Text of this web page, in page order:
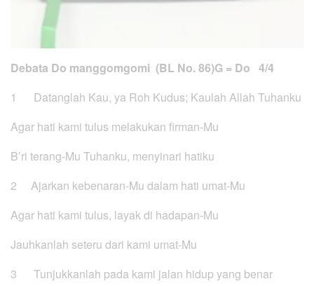
Debata Do manggomgomi (BL No. 86)G = Do 4/4
1 Datanglah Kau, ya Roh Kudus; Kaulah Allah Tuhanku
Agar hati kami tulus melakukan firman-Mu
B’ri terang-Mu Tuhanku, menyinari hatiku
2 Ajarkan kebenaran-Mu dalam hati umat-Mu
Agar hati kami tulus, layak di hadapan-Mu
Jauhkanlah seteru dari kami umat-Mu
3 Tunjukkanlah pada kami jalan hidup yang benar